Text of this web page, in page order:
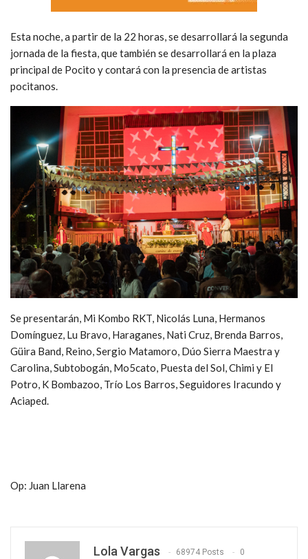
Esta noche, a partir de la 22 horas, se desarrollará la segunda
jornada de la fiesta, que también se desarrollará en la plaza
principal de Pocito y contará con la presencia de artistas
pocitanos.
Se presentarán, Mi Kombo RKT, Nicolás Luna, Hermanos
Domínguez, Lu Bravo, Haraganes, Nati Cruz, Brenda Barros,
Güira Band, Reino, Sergio Matamoro, Dúo Sierra Maestra y
Carolina, Subtobogán, Mo5cato, Puesta del Sol, Chimi y El
Potro, K Bombazoo, Trío Los Barros, Seguidores Iracundo y
Aciaped.
Op: Juan Llarena
Lola Vargas 68974 Posts 0